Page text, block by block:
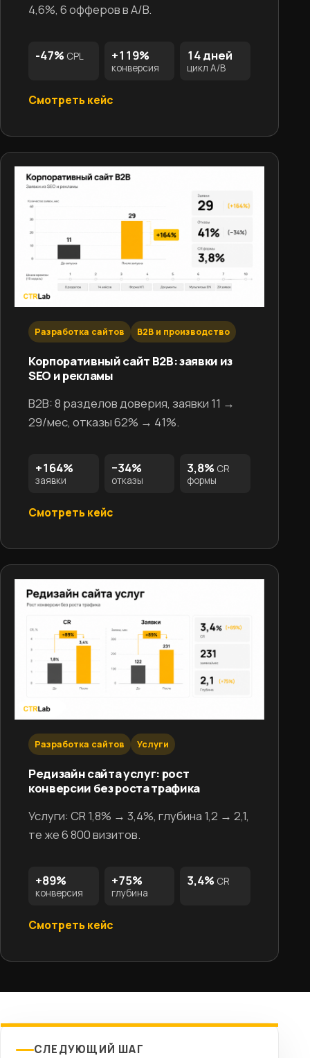
4,6%, 6 офферов в A/B.
-47% CPL +119%
конверсия
14 дней
цикл A/B
Смотреть кейс
Разработка сайтов B2B и производство
Корпоративный сайт B2B: заявки из
SEO и рекламы
B2B: 8 разделов доверия, заявки 11 →
29/мес, отказы 62% → 41%.
+164%
заявки
−34%
отказы
3,8% CR
формы
Смотреть кейс
Разработка сайтов Услуги
Редизайн сайта услуг: рост
конверсии без роста трафика
Услуги: CR 1,8% → 3,4%, глубина 1,2 → 2,1,
те же 6 800 визитов.
+89%
конверсия
+75%
глубина
3,4% CR
Смотреть кейс
СЛЕДУЮЩИЙ ШАГ